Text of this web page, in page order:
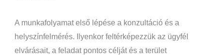
A munkafolyamat első lépése a konzultáció és a
helyszínfelmérés. Ilyenkor feltérképezzük az ügyfél
elvárásait, a feladat pontos célját és a terület